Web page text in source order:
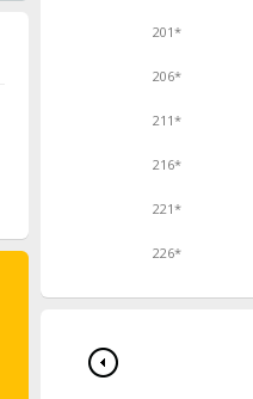
PROBST
201*
206*
211*
216*
221*
226*